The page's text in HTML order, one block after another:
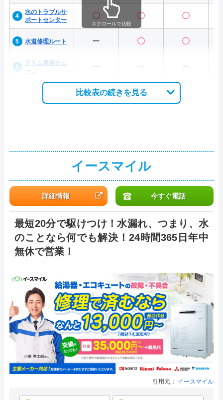
水のトラブルサ
ポートセンター
〇 〇 〇
水道修理ルート ー 〇 〇
アトム電器チェ
スクロールで比較
比較表の続きを見る
イースマイル
詳細情報 今すぐ電話
最短20分で駆けつけ！水漏れ、つまり、水
のことなら何でも解決！24時間365日年中
無休で営業！
引用元： イースマイル